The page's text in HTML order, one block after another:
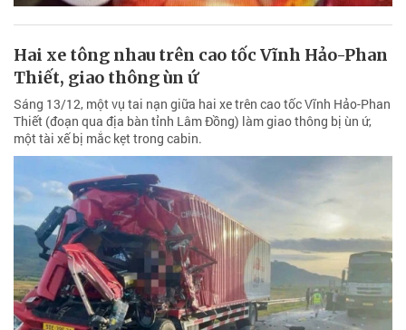
Hai xe tông nhau trên cao tốc Vĩnh Hảo-Phan
Thiết, giao thông ùn ứ
Sáng 13/12, một vụ tai nạn giữa hai xe trên cao tốc Vĩnh Hảo-Phan
Thiết (đoạn qua địa bàn tỉnh Lâm Đồng) làm giao thông bị ùn ứ,
một tài xế bị mắc kẹt trong cabin.